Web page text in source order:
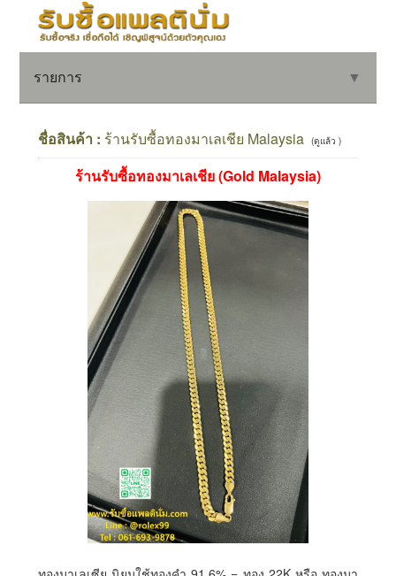
รายการ ▼
ชื่อสินค้า : ร้านรับซื้อทองมาเลเชีย Malaysia (ดูแล้ว )
ร้านรับซื้อทองมาเลเชีย (Gold Malaysia)